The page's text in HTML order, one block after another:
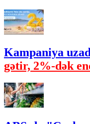
Kampaniya
gətir, 2%-dək